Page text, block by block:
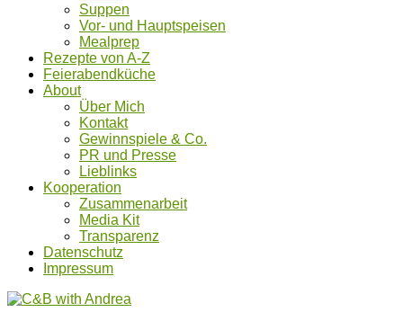
Suppen
Vor- und Hauptspeisen
Mealprep
Rezepte von A-Z
Feierabendküche
About
Über Mich
Kontakt
Gewinnspiele & Co.
PR und Presse
Lieblinks
Kooperation
Zusammenarbeit
Media Kit
Transparenz
Datenschutz
Impressum